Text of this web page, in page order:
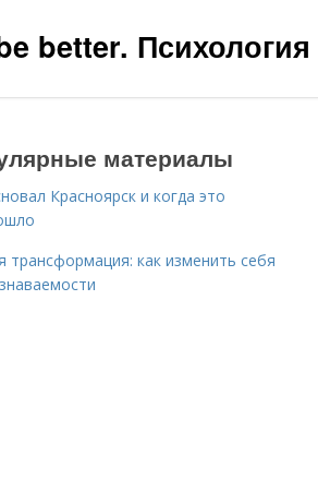
better.
материалы
Красноярск и когда это
трансформация: как изменить себя